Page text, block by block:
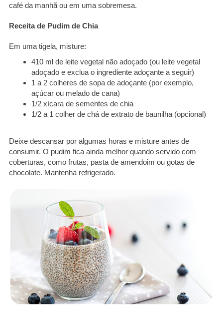
café da manhã ou em uma sobremesa.
Receita de Pudim de Chia
Em uma tigela, misture:
410 ml de leite vegetal não adoçado (ou leite vegetal
adoçado e exclua o ingrediente adoçante a seguir)
1 a 2 colheres de sopa de adoçante (por exemplo,
açúcar ou melado de cana)
1/2 xícara de sementes de chia
1/2 a 1 colher de chá de extrato de baunilha (opcional)
Deixe descansar por algumas horas e misture antes de
consumir. O pudim fica ainda melhor quando servido com
coberturas, como frutas, pasta de amendoim ou gotas de
chocolate. Mantenha refrigerado.